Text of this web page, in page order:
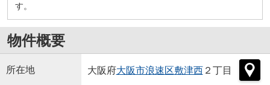
す。
物件概要
所在地 大阪府大阪市浪速区敷津西２丁目